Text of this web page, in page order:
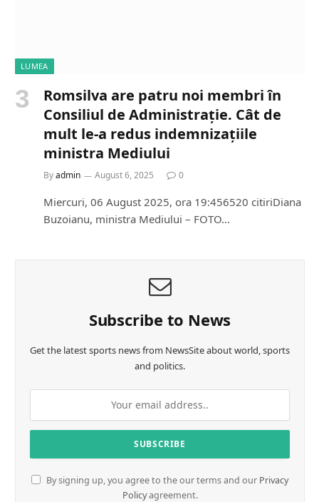
LUMEA
Romsilva are patru noi membri în
Consiliul de Administrație. Cât de
mult le-a redus indemnizațiile
ministra Mediului
Byadmin August 6, 2025 0
Miercuri, 06 August 2025, ora 19:456520 citiriDiana
Buzoianu, ministra Mediului – FOTO…
Subscribe to News
Get the latest sports news from NewsSite about world, sports
and politics.
By signing up, you agree to the our terms and our Privacy
Policyagreement.